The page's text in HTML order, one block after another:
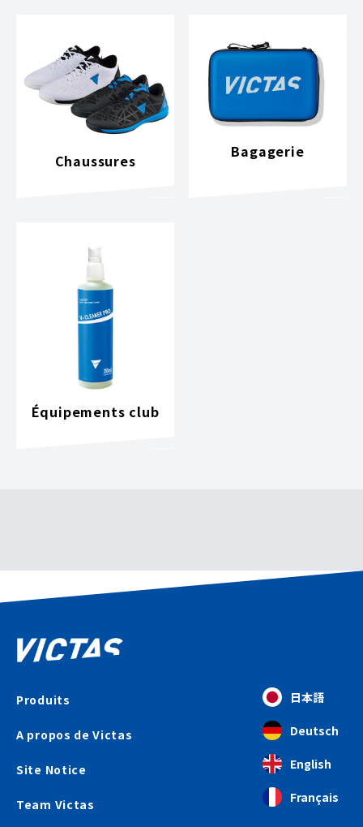
Chaussures Bagagerie
Équipements club
Produits
A propos de Victas
Site Notice
Team Victas
日本語
Deutsch
English
Français